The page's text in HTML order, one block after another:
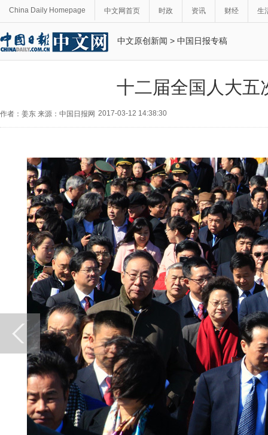
China Daily Homepage 中文网首页 时政 资讯 财经 生
中文原创新闻 > 中国日报专稿
十二届全国人大五
作者：姜东 来源：中国日报网 2017-03-12 14:38:30